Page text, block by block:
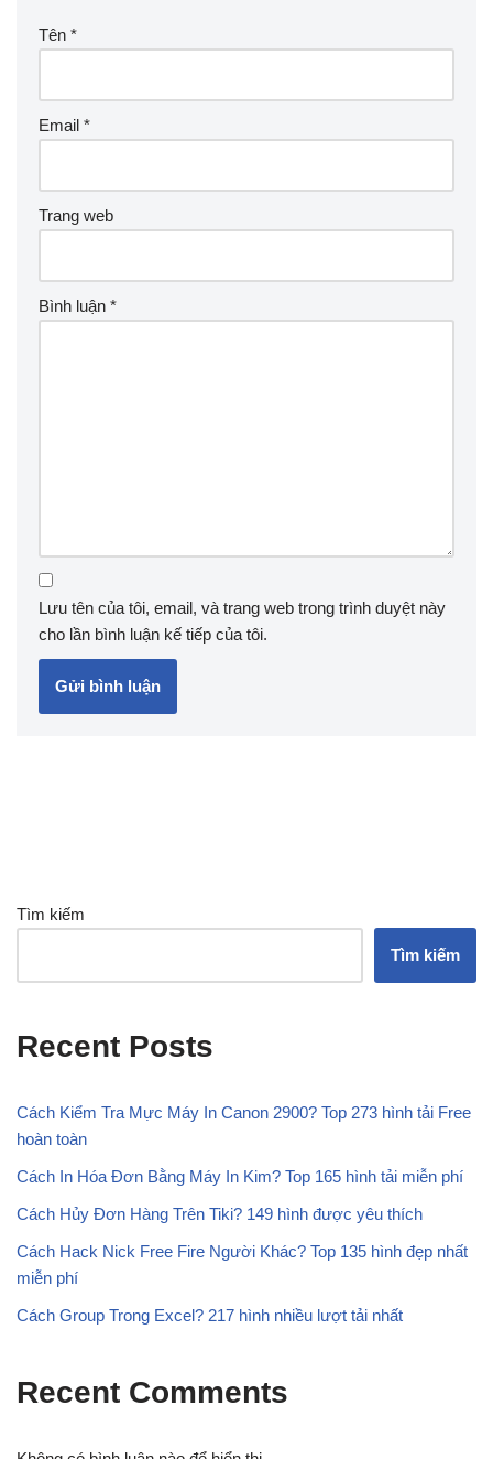
Tên *
Email *
Trang web
Bình luận *
Lưu tên của tôi, email, và trang web trong trình duyệt này
cho lần bình luận kế tiếp của tôi.
Tìm kiếm
Tìm kiếm
Recent Posts
Cách Kiểm Tra Mực Máy In Canon 2900? Top 273 hình tải Free
hoàn toàn
Cách In Hóa Đơn Bằng Máy In Kim? Top 165 hình tải miễn phí
Cách Hủy Đơn Hàng Trên Tiki? 149 hình được yêu thích
Cách Hack Nick Free Fire Người Khác? Top 135 hình đẹp nhất
miễn phí
Cách Group Trong Excel? 217 hình nhiều lượt tải nhất
Recent Comments